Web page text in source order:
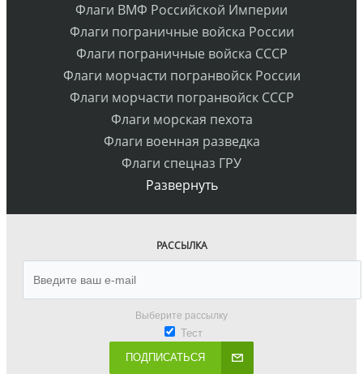
Флаги ВМФ Российской Империи
Флаги пограничные войска России
Флаги пограничные войска СССР
Флаги морчасти погранвойск России
Флаги морчасти погранвойск СССР
Флаги морская пехота
Флаги военная разведка
Флаги спецназ ГРУ
Развернуть
РАССЫЛКА
Выберите рассылку
Тест
ПОДПИСАТЬСЯ